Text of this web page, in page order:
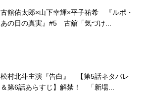
古舘佑太郎×山下幸輝×平子祐希 『ルポ・
あの日の真実』#5 古舘「気づけ...
松村北斗主演『告白』 【第5話ネタバレ
＆第6話あらすじ】解禁！ 「新場...